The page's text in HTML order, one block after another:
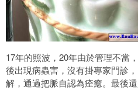
17年的照波，20年由於管理不當
後出現病蟲害，沒有掛專家門診
解，通過把脈自認為痊癒。最後